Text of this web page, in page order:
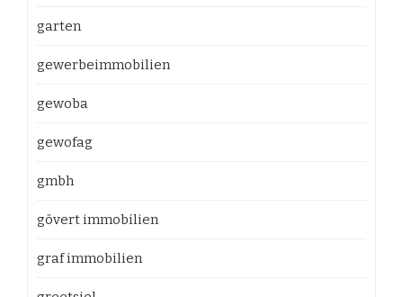
garten
gewerbeimmobilien
gewoba
gewofag
gmbh
gövert immobilien
graf immobilien